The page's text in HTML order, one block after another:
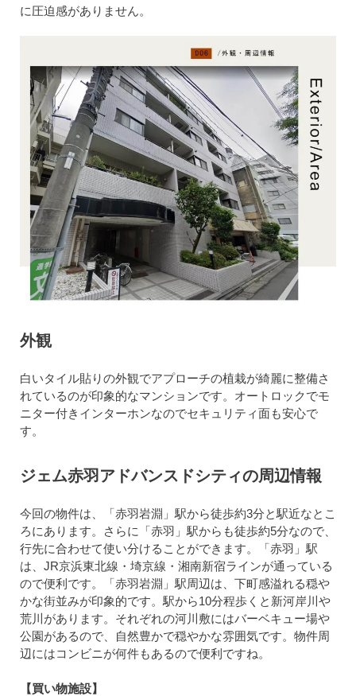
に圧迫感がありません。
外観
白いタイル貼りの外観でアプローチの植栽が綺麗に整備さ
れているのが印象的なマンションです。オートロックでモ
ニター付きインターホンなのでセキュリティ面も安心で
す。
ジェム赤羽アドバンスドシティの周辺情報
今回の物件は、「赤羽岩淵」駅から徒歩約3分と駅近なとこ
ろにあります。さらに「赤羽」駅からも徒歩約5分なので、
行先に合わせて使い分けることができます。「赤羽」駅
は、JR京浜東北線・埼京線・湘南新宿ラインが通っている
ので便利です。「赤羽岩淵」駅周辺は、下町感溢れる穏や
かな街並みが印象的です。駅から10分程歩くと新河岸川や
荒川があります。それぞれの河川敷にはバーベキュー場や
公園があるので、自然豊かで穏やかな雰囲気です。物件周
辺にはコンビニが何件もあるので便利ですね。
【買い物施設】